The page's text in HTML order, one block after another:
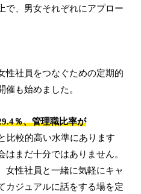
で、男女それぞれにアプロー
性社員をつなぐための定期的
催も始めました。
％、管理職比率が
比較的高い水準にあります
まだ十分ではありません。
女性社員と一緒に気軽にキャ
カジュアルに話をする場を定